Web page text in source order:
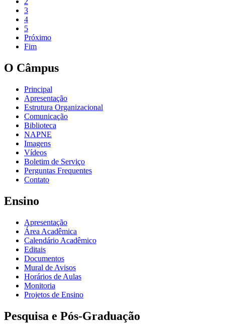
3
4
5
Próximo
Fim
O Câmpus
Principal
Apresentação
Estrutura Organizacional
Comunicação
Biblioteca
NAPNE
Imagens
Vídeos
Boletim de Serviço
Perguntas Frequentes
Contato
Ensino
Apresentação
Área Acadêmica
Calendário Acadêmico
Editais
Documentos
Mural de Avisos
Horários de Aulas
Monitoria
Projetos de Ensino
Pesquisa e Pós-Graduação